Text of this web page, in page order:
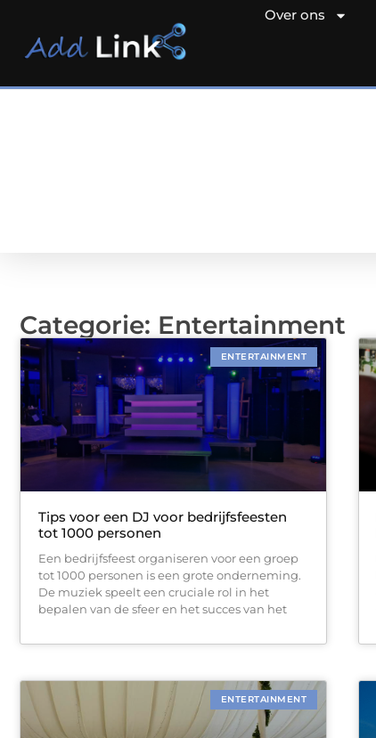
Over ons
Categorie: Entertainment
ENTERTAINMENT
Tips voor een DJ voor bedrijfsfeesten
tot 1000 personen
Een bedrijfsfeest organiseren voor een groep
tot 1000 personen is een grote onderneming.
De muziek speelt een cruciale rol in het
bepalen van de sfeer en het succes van het
ENTERTAINMENT